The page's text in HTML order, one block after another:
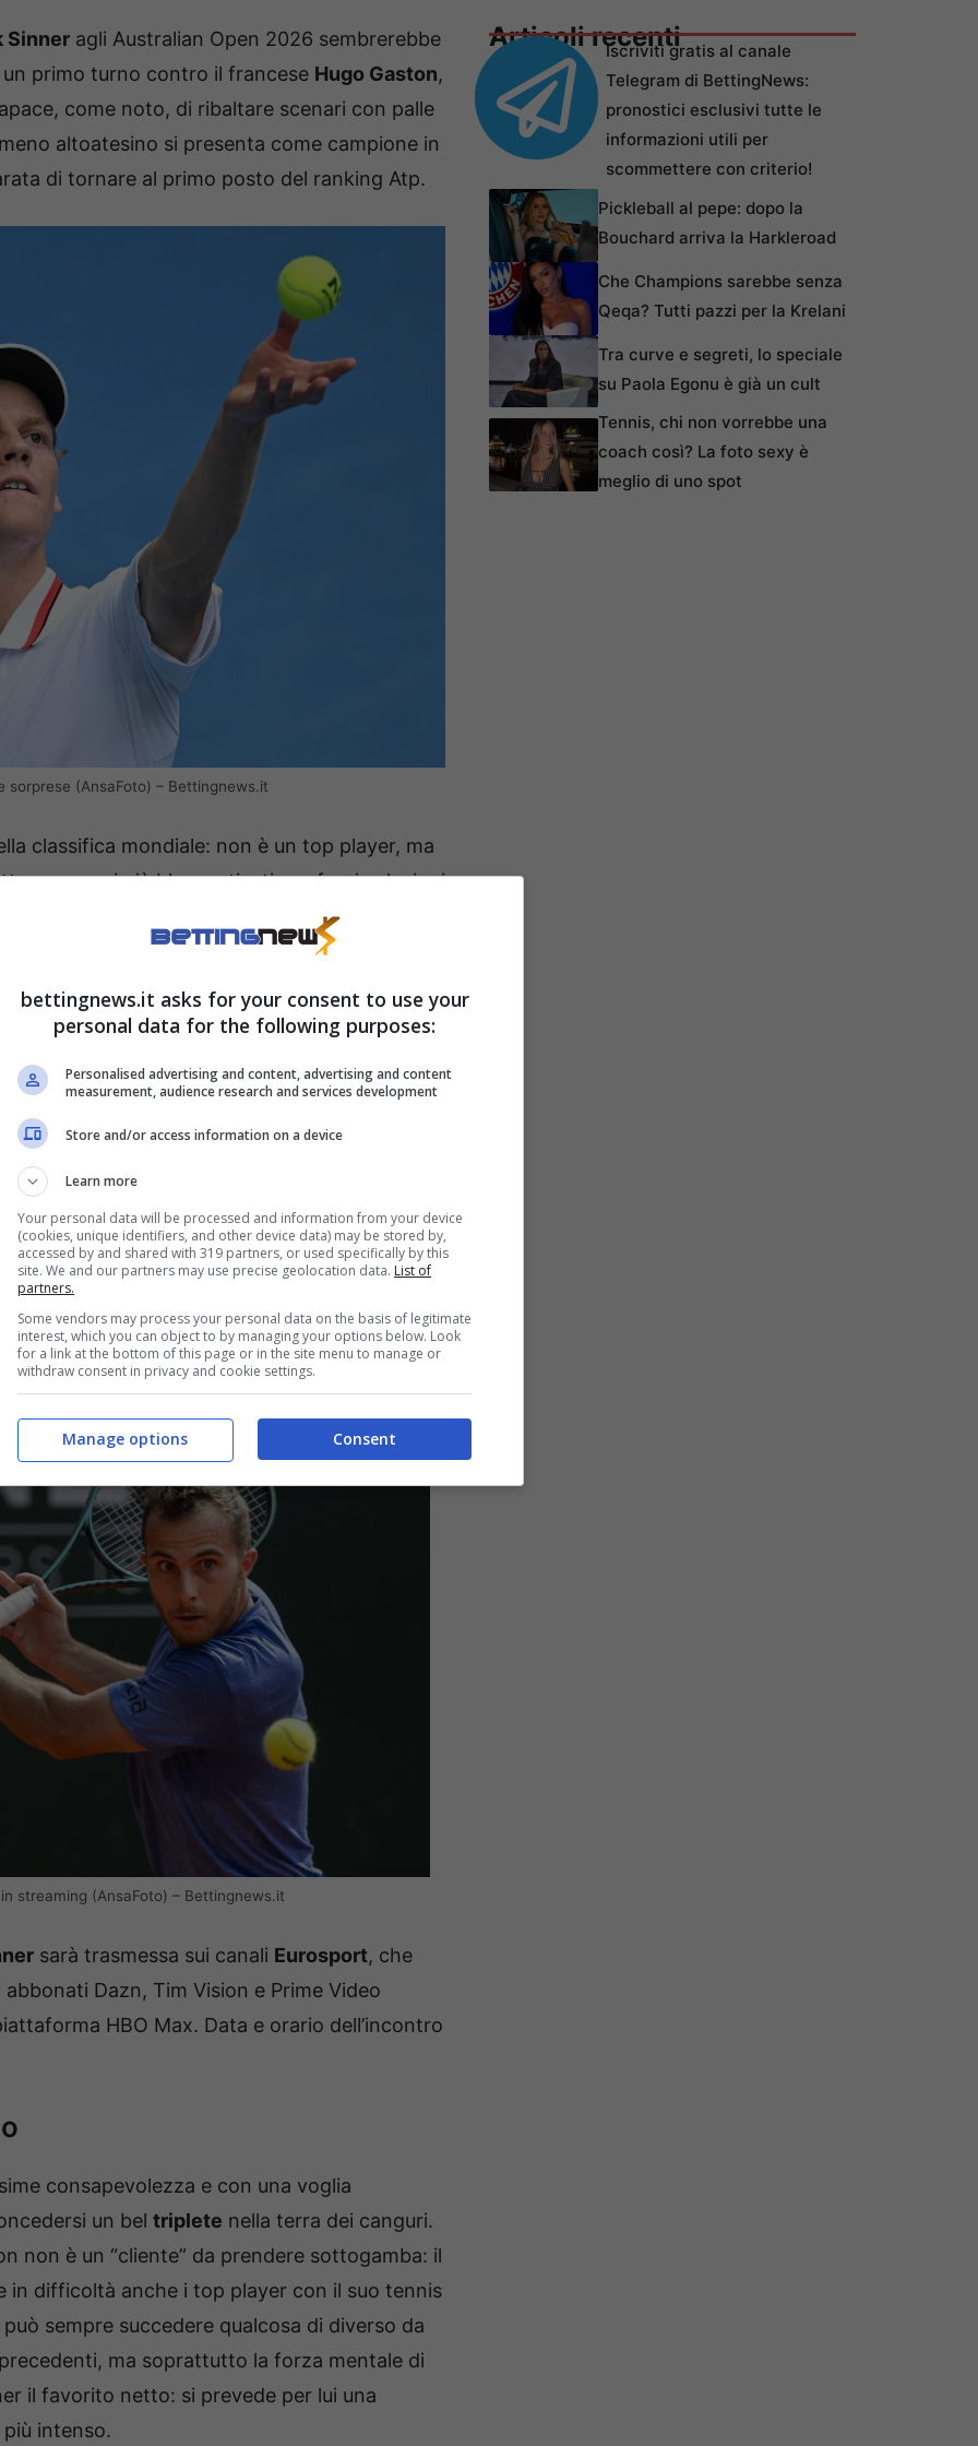
Sinner agli Australian Open 2026 sembrerebbe
primo turno contro il francese Hugo Gaston,
come noto, di ribaltare scenari con palle
altoatesino si presenta come campione in
di tornare al primo posto del ranking Atp.
(AnsaFoto) – Bettingnews.it
classifica mondiale: non è un top player, ma
avversari più blasonati a tirare fuori soluzioni
Le sue smorzate, variazioni di ritmo e palle
e impensierire gli avversari, per cui è da
il repertorio del primo avversario che gli è
per due volte, nel corso della sua carriera, ma
i match risalgono al 2021 e sono stati vinti
netti che rivelano che, già a quel
numero 94 del ranking.
in diretta tv in chiaro e
streaming (AnsaFoto) – Bettingnews.it
sarà trasmessa sui canali Eurosport, che
Dazn, Tim Vision e Prime Video
HBO Max. Data e orario dell’incontro
consapevolezza e con una voglia
un bel triplete nella terra dei canguri.
non è un “cliente” da prendere sottogamba: il
difficoltà anche i top player con il suo tennis
sempre succedere qualcosa di diverso da
ma soprattutto la forza mentale di
il favorito netto: si prevede per lui una
intenso.
Articoli recentiIscriviti gratis al canale
Telegram di BettingNews:
pronostici esclusivi tutte le
informazioni utili per
scommettere con criterio!
Pickleball al pepe: dopo la
Bouchard arriva la Harkleroad
Che Champions sarebbe senza
Qeqa? Tutti pazzi per la Krelani
Tra curve e segreti, lo speciale
su Paola Egonu è già un cult
Tennis, chi non vorrebbe una
coach così? La foto sexy è
meglio di uno spot
bettingnews.it asks for your consent to use your
personal data for the following purposes:
Personalised advertising and content, advertising and content
measurement, audience research and services development
Store and/or access information on a device
Learn more
Your personal data will be processed and information from your device
(cookies, unique identifiers, and other device data) may be stored by,
accessed by and shared with 319 partners, or used specifically by this
site. We and our partners may use precise geolocation data. List of
partners.
Some vendors may process your personal data on the basis of legitimate
interest, which you can object to by managing your options below. Look
for a link at the bottom of this page or in the site menu to manage or
withdraw consent in privacy and cookie settings.
Consent
Manage options